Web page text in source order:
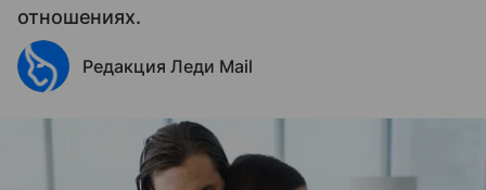
отношениях.
Редакция Леди Mail